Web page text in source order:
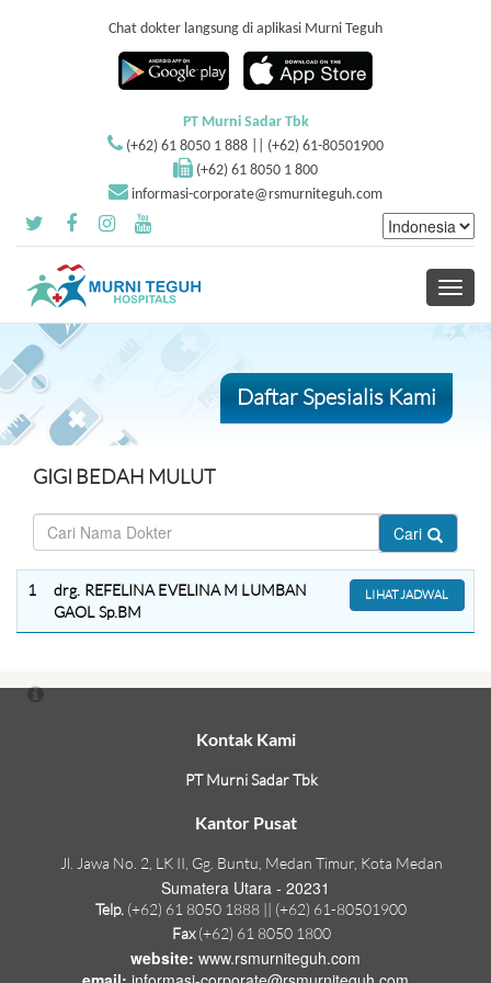
Chat dokter langsung di aplikasi Murni Teguh
PT Murni Sadar Tbk
(+62) 61 8050 1 888 || (+62) 61-80501900
(+62) 61 8050 1 800
informasi-corporate@rsmurniteguh.com
Toggle
Daftar Spesialis Kami
GIGI BEDAH MULUT
Cari
1
drg. REFELINA EVELINA M LUMBAN
GAOL Sp.BM
LIHAT JADWAL
Kontak Kami
PT Murni Sadar Tbk
Kantor Pusat
Jl. Jawa No. 2, LK II, Gg. Buntu, Medan Timur, Kota Medan
Sumatera Utara - 20231
Telp. (+62) 61 8050 1888 || (+62) 61-80501900
Fax(+62) 61 8050 1800
website: www.rsmurniteguh.com